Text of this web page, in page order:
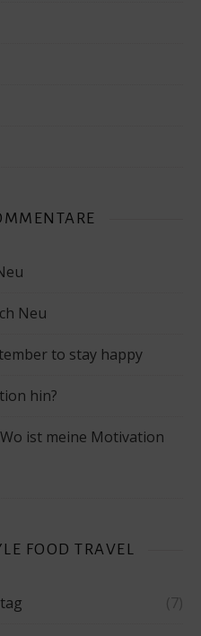
Neu
to stay happy
hin?
Wo ist meine Motivation
FOOD TRAVEL
(7)